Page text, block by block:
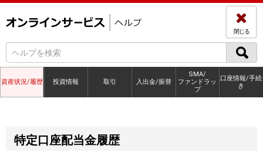
閉じる
資産状況/履歴 投資情報 取引 入出金/振替
SMA/
ファンドラッ
プ
口座情報/手続
き
特定口座配当金履歴